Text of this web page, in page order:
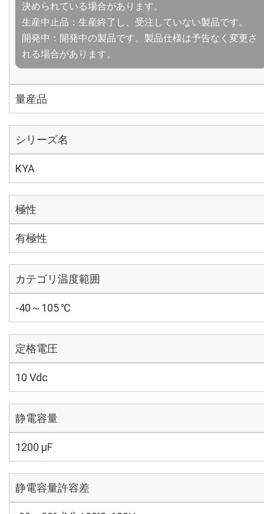
決められている場合があります。
生産中止品：生産終了し、受注していない製品です。
開発中：開発中の製品です。製品仕様は予告なく変更さ
れる場合があります。
量産品
シリーズ名
KYA
極性
有極性
カテゴリ温度範囲
-40～105 ℃
定格電圧
10 Vdc
静電容量
1200 µF
静電容量許容差